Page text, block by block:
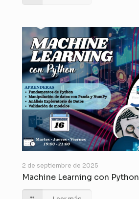
2 de septiembre de 2025
Machine Learning con Python